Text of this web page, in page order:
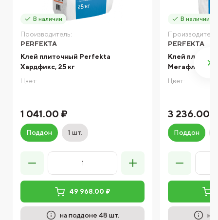
В наличии
Производитель:
PERFEKTA
Клей плиточный Perfekta
Хардфикс, 25 кг
Цвет:
1 041.00 ₽
Поддон 1 шт.
49 968.00 ₽
на поддоне 48 шт.
В наличии
PERFEKTA
Клей
Мегафлекс
Цвет:
3 236.00
Поддон
на